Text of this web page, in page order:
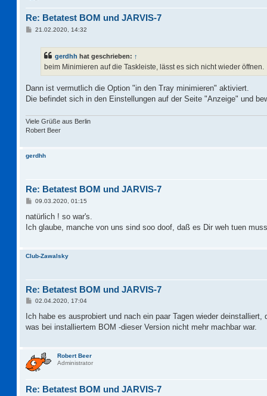
Re: Betatest BOM und JARVIS-7
B21.02.2020, 14:32
gerdhh hat geschrieben: ↑
beim Minimieren auf die Taskleiste, lässt es sich nicht wieder öffnen.
Dann ist vermutlich die Option "in den Tray minimieren" aktiviert.
Die befindet sich in den Einstellungen auf der Seite "Anzeige" und
Viele Grüße aus Berlin
Robert Beer
gerdhh
Re: Betatest BOM und JARVIS-7
B
i
r
09.03.2020, 01:15
natürlich ! so war's.
Ich glaube, manche von uns sind soo doof, daß es Dir weh tuen
Club-Zawalsky
Re: Betatest BOM und JARVIS-7
B
i
r
02.04.2020, 17:04
Ich habe es ausprobiert und nach ein paar Tagen wieder
was bei installiertem BOM -dieser Version nicht mehr machbar war.
Robert Beer
Administrator
Re: Betatest BOM und JARVIS-7